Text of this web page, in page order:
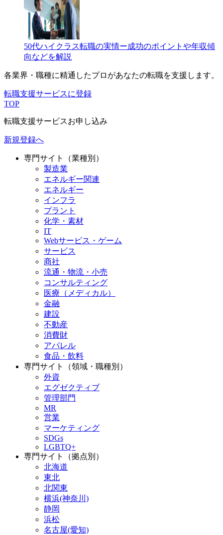
50代ハイクラス転職の実情ー成功のポイントや年収傾
向などを解説
各業界・職種に精通したプロがあなたの転職を支援します。
転職支援サービスに登録
TOP
転職支援サービスお申し込み
新規登録へ
専門サイト（業種別）
製造業
エネルギー関連
エネルギー
インフラ
プラント
化学・素材
IT
Webサービス・ゲーム
サービス
商社
流通・物流・小売
コンサルティング
医療（メディカル）
金融
建設
不動産
消費財
アパレル
食品・飲料
専門サイト（領域・職種別）
外資
エグゼクティブ
管理部門
MR
営業
マーケティング
SDGs
LGBTQ+
専門サイト（拠点別）
北海道
東北
北関東
横浜(神奈川)
静岡
浜松
名古屋(愛知)